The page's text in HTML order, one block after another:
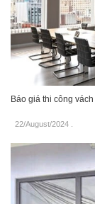
Báo giá thi công
22/August/2024